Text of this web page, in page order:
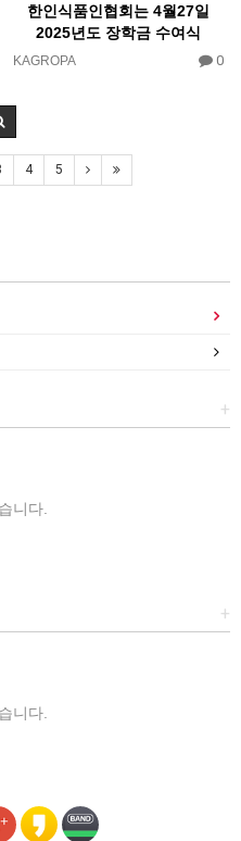
한인식품인협회는 4월27일
2025년도 장학금 수여식
KAGROPA 0
4 5
+
니다.
+
니다.